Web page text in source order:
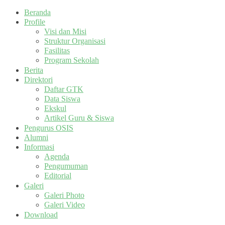
Beranda
Profile
Visi dan Misi
Struktur Organisasi
Fasilitas
Program Sekolah
Berita
Direktori
Daftar GTK
Data Siswa
Ekskul
Artikel Guru & Siswa
Pengurus OSIS
Alumni
Informasi
Agenda
Pengumuman
Editorial
Galeri
Galeri Photo
Galeri Video
Download